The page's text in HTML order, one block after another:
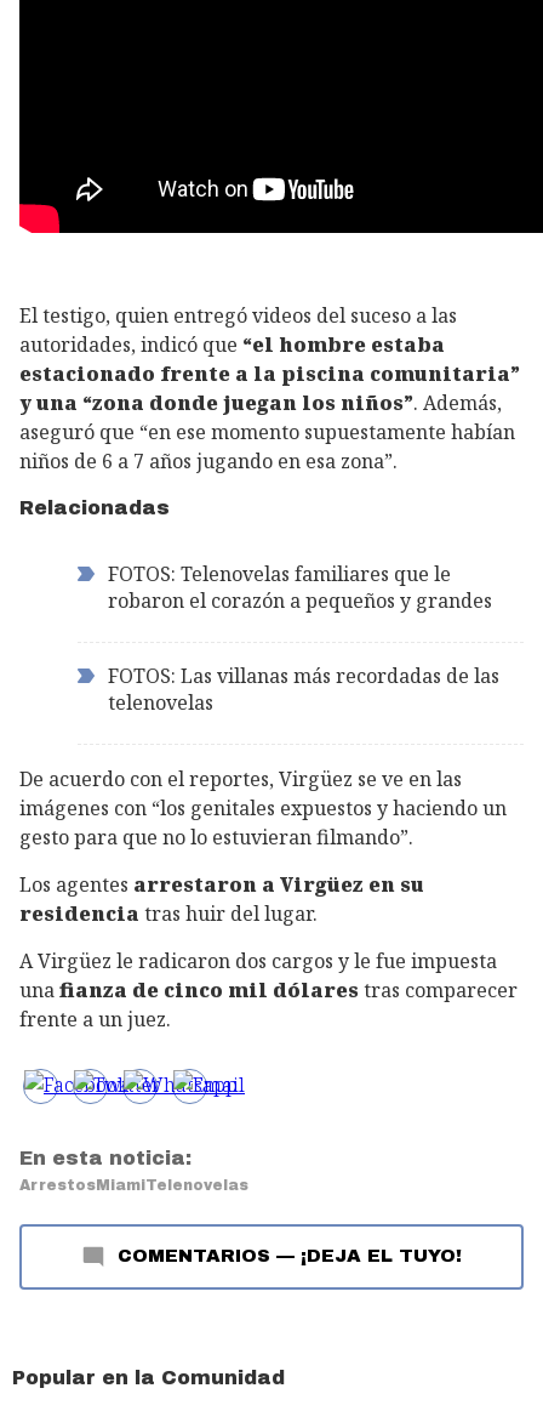
El testigo, quien entregó videos del suceso a las
autoridades, indicó que “el hombre estaba
estacionado frente a la piscina comunitaria”
y una “zona donde juegan los niños”. Además,
aseguró que “en ese momento supuestamente habían
niños de 6 a 7 años jugando en esa zona”.
Relacionadas
FOTOS: Telenovelas familiares que le
robaron el corazón a pequeños y grandes
FOTOS: Las villanas más recordadas de las
telenovelas
De acuerdo con el reportes, Virgüez se ve en las
imágenes con “los genitales expuestos y haciendo un
gesto para que no lo estuvieran filmando”.
Los agentes arrestaron a Virgüez en su
residencia tras huir del lugar.
A Virgüez le radicaron dos cargos y le fue impuesta
unafianza de cinco mil dólares tras comparecer
frente a un juez.
En esta noticia:
Arrestos MiamiTelenovelas
COMENTARIOS — ¡DEJA EL TUYO!
Popular en la Comunidad